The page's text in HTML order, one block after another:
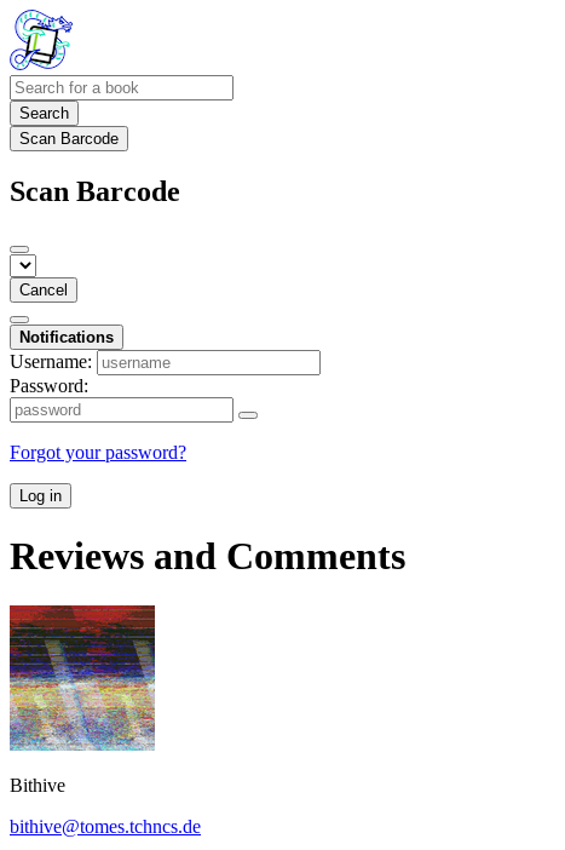
Search
Scan Barcode
Scan Barcode
Cancel
Notifications
Username:
Password:
Forgot your password?
Log in
Reviews and Comments
Bithive
bithive@tomes.tchncs.de